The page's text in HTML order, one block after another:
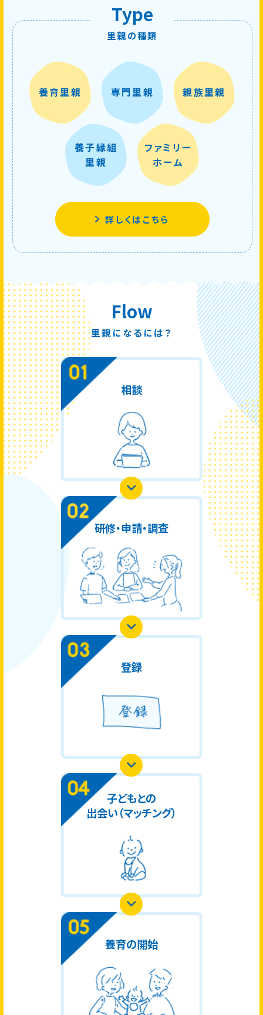
Type
里親の種類
養育里親 専門里親 親族里親
養子縁組
里親
ファミリー
ホーム
詳しくはこちら
Flow
里親になるには？
相談
研修・申請・調査
登録
子どもとの
出会い（マッチング）
養育の開始